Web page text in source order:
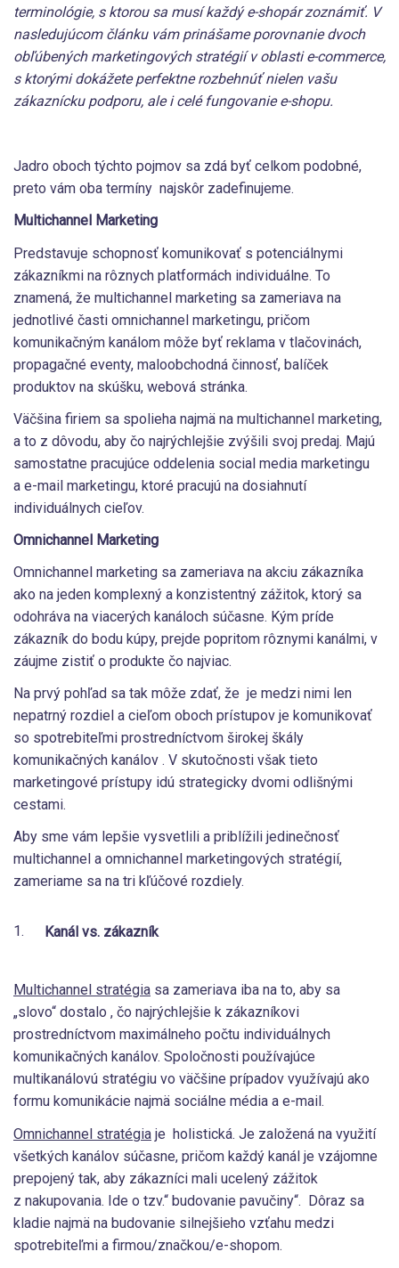
terminológie, s ktorou sa musí každý e-shopár zoznámiť. V
nasledujúcom článku vám prinášame porovnanie dvoch
obľúbených marketingových stratégií v oblasti e-commerce,
s ktorými dokážete perfektne rozbehnúť nielen vašu
zákaznícku podporu, ale i celé fungovanie e-shopu.
Jadro oboch týchto pojmov sa zdá byť celkom podobné,
preto vám oba termíny najskôr zadefinujeme.
Multichannel Marketing
Predstavuje schopnosť komunikovať s potenciálnymi
zákazníkmi na rôznych platformách individuálne. To
znamená, že multichannel marketing sa zameriava na
jednotlivé časti omnichannel marketingu, pričom
komunikačným kanálom môže byť reklama v tlačovinách,
propagačné eventy, maloobchodná činnosť, balíček
produktov na skúšku, webová stránka.
Väčšina firiem sa spolieha najmä na multichannel marketing,
a to z dôvodu, aby čo najrýchlejšie zvýšili svoj predaj. Majú
samostatne pracujúce oddelenia social media marketingu
a e-mail marketingu, ktoré pracujú na dosiahnutí
individuálnych cieľov.
Omnichannel Marketing
Omnichannel marketing sa zameriava na akciu zákazníka
ako na jeden komplexný a konzistentný zážitok, ktorý sa
odohráva na viacerých kanáloch súčasne. Kým príde
zákazník do bodu kúpy, prejde popritom rôznymi kanálmi, v
záujme zistiť o produkte čo najviac.
Na prvý pohľad sa tak môže zdať, že je medzi nimi len
nepatrný rozdiel a cieľom oboch prístupov je komunikovať
so spotrebiteľmi prostredníctvom širokej škály
komunikačných kanálov . V skutočnosti však tieto
marketingové prístupy idú strategicky dvomi odlišnými
cestami.
Aby sme vám lepšie vysvetlili a priblížili jedinečnosť
multichannel a omnichannel marketingových stratégií,
zameriame sa na tri kľúčové rozdiely.
Kanál vs. zákazník
Multichannel stratégia sa zameriava iba na to, aby sa
„slovo“ dostalo , čo najrýchlejšie k zákazníkovi
prostredníctvom maximálneho počtu individuálnych
komunikačných kanálov. Spoločnosti používajúce
multikanálovú stratégiu vo väčšine prípadov využívajú ako
formu komunikácie najmä sociálne média a e-mail.
Omnichannel stratégia je holistická. Je založená na využití
všetkých kanálov súčasne, pričom každý kanál je vzájomne
prepojený tak, aby zákazníci mali ucelený zážitok
z nakupovania. Ide o tzv.“ budovanie pavučiny“. Dôraz sa
kladie najmä na budovanie silnejšieho vzťahu medzi
spotrebiteľmi a firmou/značkou/e-shopom.